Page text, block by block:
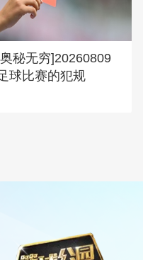
秘无穷]20260809
球比赛的犯规